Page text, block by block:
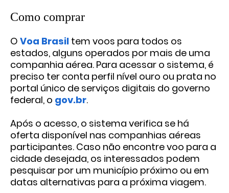
Como comprar
O Voa Brasil tem voos para todos os
estados, alguns operados por mais de uma
companhia aérea. Para acessar o sistema, é
preciso ter conta perfil nível ouro ou prata no
portal único de serviços digitais do governo
federal, o gov.br.
Após o acesso, o sistema verifica se há
oferta disponível nas companhias aéreas
participantes. Caso não encontre voo para a
cidade desejada, os interessados podem
pesquisar por um município próximo ou em
datas alternativas para a próxima viagem.